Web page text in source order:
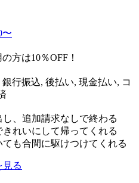
〜
方は10％OFF！
行振込, 後払い, 現金払い, コ
、追加請求なしで終わる
れいにして帰ってくれる
も合間に駆けつけてくれる
見る